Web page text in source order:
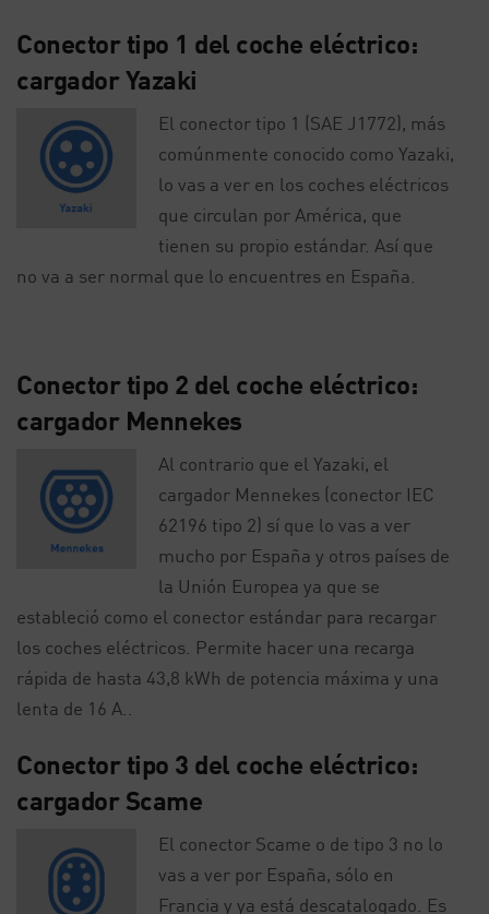
Conector tipo 1 del coche eléctrico:
cargador Yazaki
El conector tipo 1 (SAE J1772), más
comúnmente conocido como Yazaki,
lo vas a ver en los coches eléctricos
que circulan por América, que
tienen su propio estándar. Así que
no va a ser normal que lo encuentres en España.
Conector tipo 2 del coche eléctrico:
cargador Mennekes
Al contrario que el Yazaki, el
cargador Mennekes (conector IEC
62196 tipo 2) sí que lo vas a ver
mucho por España y otros países de
la Unión Europea ya que se
estableció como el conector estándar para recargar
los coches eléctricos. Permite hacer una recarga
rápida de hasta 43,8 kWh de potencia máxima y una
lenta de 16 A..
Conector tipo 3 del coche eléctrico:
cargador Scame
El conector Scame o de tipo 3 no lo
vas a ver por España, sólo en
Francia y ya está descatalogado. Es